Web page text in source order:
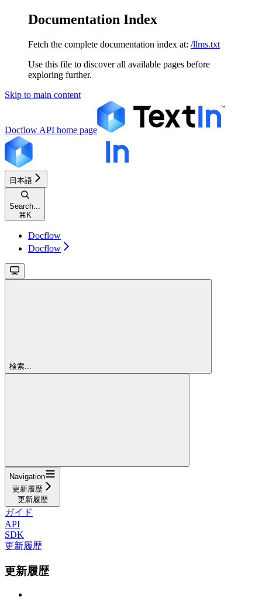
Documentation Index
Fetch the complete documentation index at: /llms.txt
Use this file to discover all available pages before
exploring further.
Skip to main content
Docflow API home page
日本語
Search...
⌘ K
Docflow
Docflow
検索...
Navigation
更新履歴
更新履歴
ガイド
API
SDK
更新履歴
更新履歴